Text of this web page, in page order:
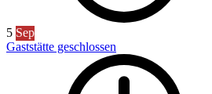
5 Sep
Gaststätte geschlossen